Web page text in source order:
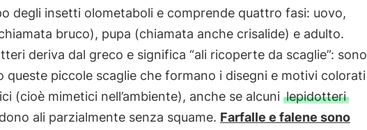
degli insetti olometaboli e comprende quattro fasi: uovo,
bruco), pupa (chiamata anche crisalide) e adulto.
deriva dal greco e significa “ali ricoperte da scaglie”: sono
queste piccole scaglie che formano i disegni e motivi colorati
(cioè mimetici nell’ambiente), anche se alcuni lepidotteri
ali parzialmente senza squame. Farfalle e falene sono